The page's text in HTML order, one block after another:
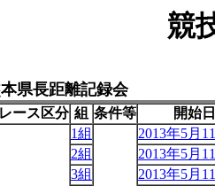
競
県長距離記録会
レース区分 組 条件等
開始
1組
2013年5月
2組
2013年5月
3組
2013年5月